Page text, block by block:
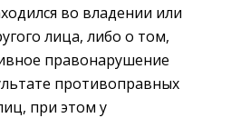
во владении или
лица, либо о том,
правонарушение
противоправных
при этом у